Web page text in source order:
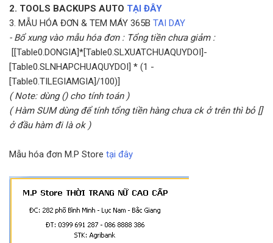
2. TOOLS BACKUPS AUTO TẠI ĐÂY
3. MẪU HÓA ĐƠN & TEM MÁY 365B TAI DAY
- Bổ xung vào mẫu hóa đơn : Tổng tiền chưa giảm :
[[Table0.DONGIA]*[Table0.SLXUATCHUAQUYDOI]-
[Table0.SLNHAPCHUAQUYDOI] * (1 -
[Table0.TILEGIAMGIA]/100)]
( Note: dùng () cho tính toán )
( Hàm SUM dùng để tính tổng tiền hàng chưa ck ở trên thì bỏ []
ở đầu hàm đi là ok )
Mẫu hóa đơn M.P Store tại đây